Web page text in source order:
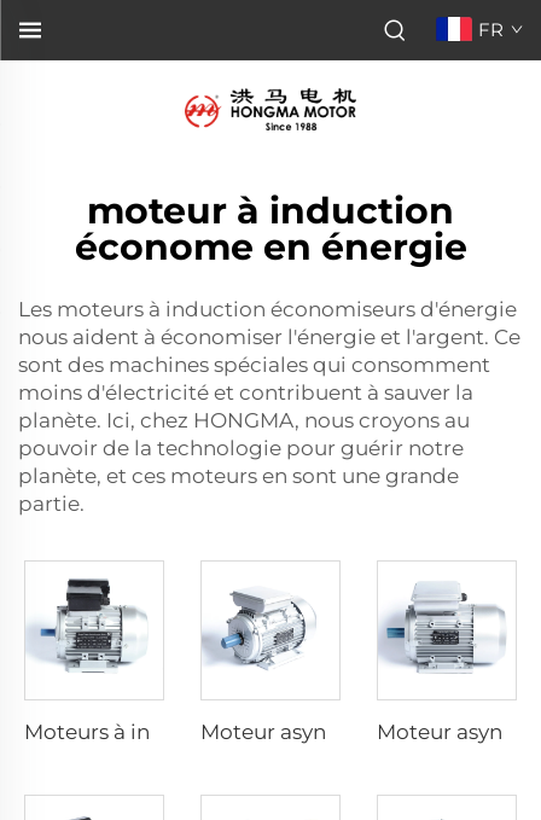
FR
moteur à induction
économe en énergie
Les moteurs à induction économiseurs d'énergie
nous aident à économiser l'énergie et l'argent. Ce
sont des machines spéciales qui consomment
moins d'électricité et contribuent à sauver la
planète. Ici, chez HONGMA, nous croyons au
pouvoir de la technologie pour guérir notre
planète, et ces moteurs en sont une grande
partie.